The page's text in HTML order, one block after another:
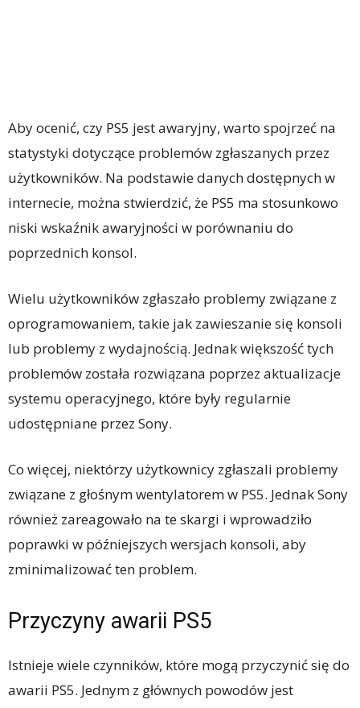
Aby ocenić, czy PS5 jest awaryjny, warto spojrzeć na
statystyki dotyczące problemów zgłaszanych przez
użytkowników. Na podstawie danych dostępnych w
internecie, można stwierdzić, że PS5 ma stosunkowo
niski wskaźnik awaryjności w porównaniu do
poprzednich konsol.
Wielu użytkowników zgłaszało problemy związane z
oprogramowaniem, takie jak zawieszanie się konsoli
lub problemy z wydajnością. Jednak większość tych
problemów została rozwiązana poprzez aktualizacje
systemu operacyjnego, które były regularnie
udostępniane przez Sony.
Co więcej, niektórzy użytkownicy zgłaszali problemy
związane z głośnym wentylatorem w PS5. Jednak Sony
również zareagowało na te skargi i wprowadziło
poprawki w późniejszych wersjach konsoli, aby
zminimalizować ten problem.
Przyczyny awarii PS5
Istnieje wiele czynników, które mogą przyczynić się do
awarii PS5. Jednym z głównych powodów jest